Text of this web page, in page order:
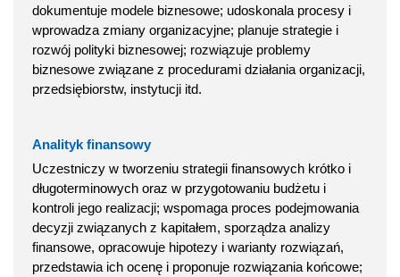
dokumentuje modele biznesowe; udoskonala procesy i
wprowadza zmiany organizacyjne; planuje strategie i
rozwój polityki biznesowej; rozwiązuje problemy
biznesowe związane z procedurami działania organizacji,
przedsiębiorstw, instytucji itd.
Analityk finansowy
Uczestniczy w tworzeniu strategii finansowych krótko i
długoterminowych oraz w przygotowaniu budżetu i
kontroli jego realizacji; wspomaga proces podejmowania
decyzji związanych z kapitałem, sporządza analizy
finansowe, opracowuje hipotezy i warianty rozwiązań,
przedstawia ich ocenę i proponuje rozwiązania końcowe;